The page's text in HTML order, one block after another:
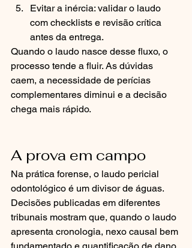
Evitar a inércia: validar o laudo
com checklists e revisão crítica
antes da entrega.
Quando o laudo nasce desse fluxo, o
processo tende a fluir. As dúvidas
caem, a necessidade de perícias
complementares diminui e a decisão
chega mais rápido.
A prova em campo
Na prática forense, o laudo pericial
odontológico é um divisor de águas.
Decisões publicadas em diferentes
tribunais mostram que, quando o laudo
apresenta cronologia, nexo causal bem